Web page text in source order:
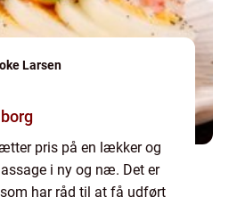
Larsen
pris på en lækker og
i ny og næ. Det er
har råd til at få udført